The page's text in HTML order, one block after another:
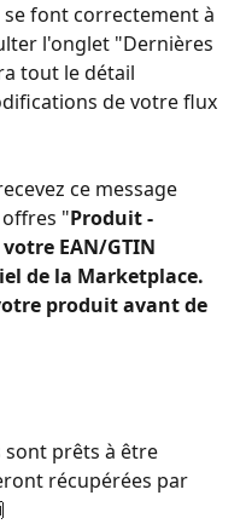
font correctement à
l'onglet "Dernières
tout le détail
de votre flux
ce message
"Produit -
EAN/GTIN
de la Marketplace.
produit avant de
prêts à être
récupérées par